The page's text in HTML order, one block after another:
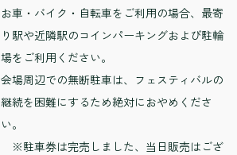
お車・バイク・自転車をご利用の場合、最寄
り駅や近隣駅のコインパーキングおよび駐輪
場をご利用ください。
会場周辺での無断駐車は、フェスティバルの
継続を困難にするため絶対におやめくださ
い。
※駐車券は完売しました、当日販売はござ